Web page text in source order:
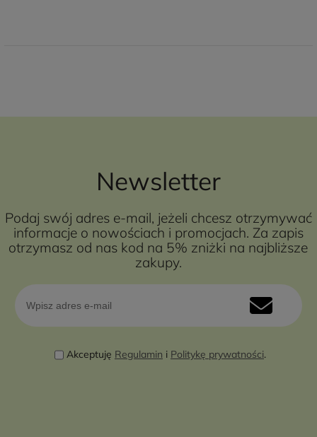
Newsletter
Podaj swój adres e-mail, jeżeli chcesz otrzymywać
informacje o nowościach i promocjach. Za zapis
otrzymasz od nas kod na 5% zniżki na najbliższe
zakupy.
Akceptuję Regulamin i Politykę prywatności.